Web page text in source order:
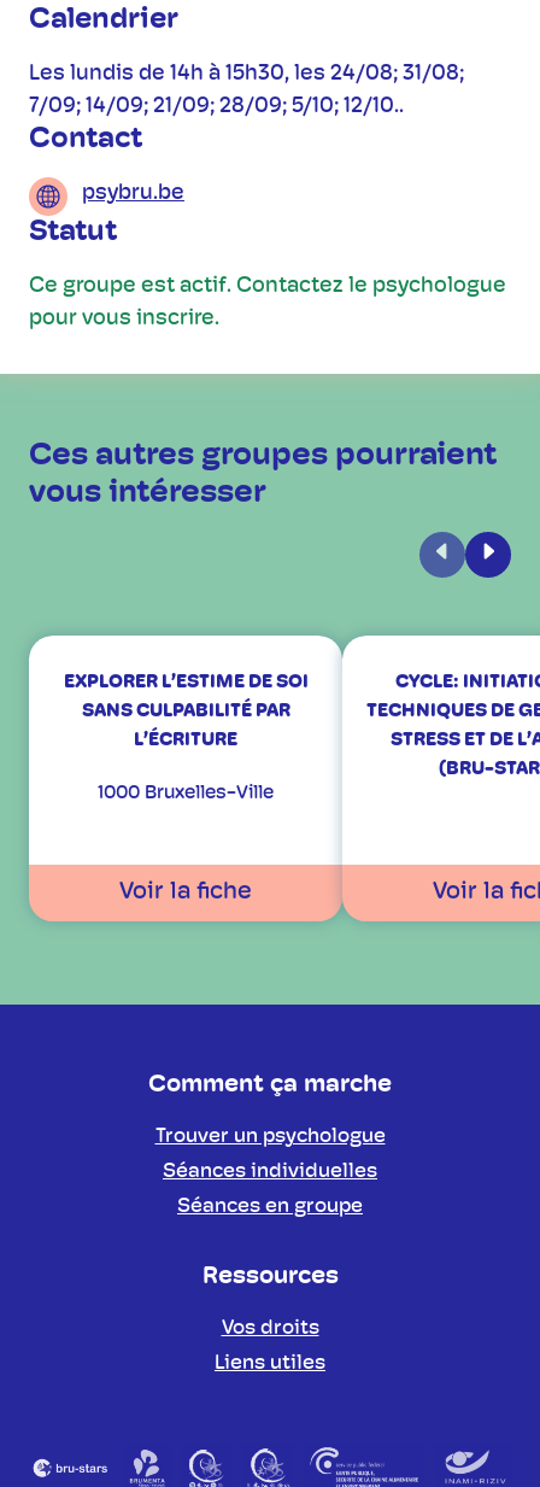
Calendrier
Les lundis de 14h à 15h30, les 24/08; 31/08;
7/09; 14/09; 21/09; 28/09; 5/10; 12/10..
Contact
psybru.be
Statut
Ce groupe est actif. Contactez le psychologue
pour vous inscrire.
Ces autres groupes pourraient
vous intéresser
Précédent
EXPLORER L’ESTIME DE SOI
SANS CULPABILITÉ PAR
L’ÉCRITURE
1000 Bruxelles-Ville
Voir la fiche
CYCLE:
TECHNIQUES DE
STRESS ET DE
(BRU-
Voir la
Comment ça marche
Trouver un psychologue
Séances individuelles
Séances en groupe
Ressources
Vos droits
Liens utiles
Partenaires